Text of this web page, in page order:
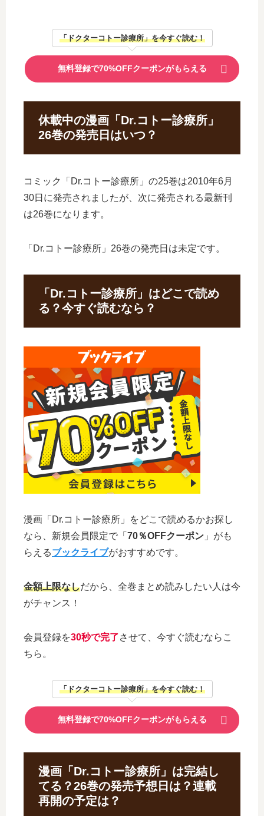
「ドクターコトー診療所」を今すぐ読む！
無料登録で70%OFFクーポンがもらえる
休載中の漫画「Dr.コトー診療所」
26巻の発売日はいつ？
コミック「Dr.コトー診療所」の25巻は2010年6月
30日に発売されましたが、次に発売される最新刊
は26巻になります。
「Dr.コトー診療所」26巻の発売日は未定です。
「Dr.コトー診療所」はどこで読め
る？今すぐ読むなら？
漫画「Dr.コトー診療所」をどこで読めるかお探し
なら、新規会員限定で「 70％OFFクーポン 」がも
らえるブックライブがおすすめです。
金額上限なしだから、全巻まとめ読みしたい人は今
がチャンス！
会員登録を30秒で完了させて、今すぐ読むならこ
ちら。
「ドクターコトー診療所」を今すぐ読む！
無料登録で70%OFFクーポンがもらえる
漫画「Dr.コトー診療所」は完結し
てる？26巻の発売予想日は？連載
再開の予定は？